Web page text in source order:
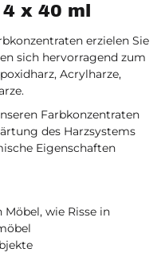
x 40 ml
erzielen Sie
sich hervorragend zum
Acrylharze,
Farbkonzentraten
des Harzsystems
Eigenschaften
wie Risse in